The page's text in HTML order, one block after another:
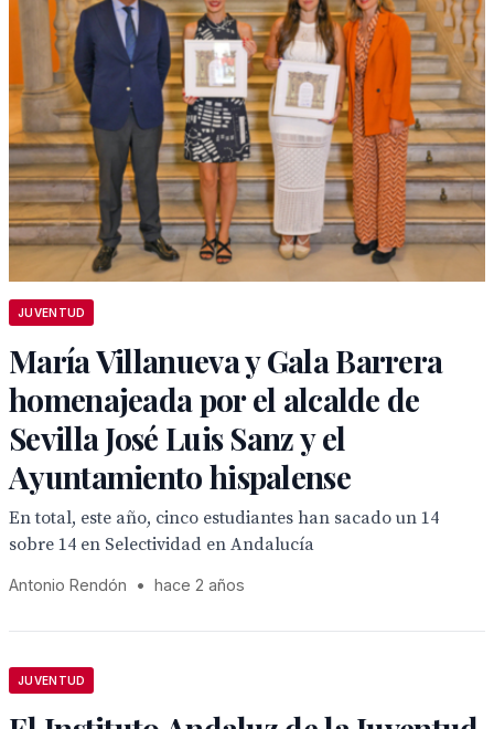
JUVENTUD
María Villanueva y Gala Barrera
homenajeada por el alcalde de
Sevilla José Luis Sanz y el
Ayuntamiento hispalense
En total, este año, cinco estudiantes han sacado un 14
sobre 14 en Selectividad en Andalucía
Antonio Rendón • hace 2 años
JUVENTUD